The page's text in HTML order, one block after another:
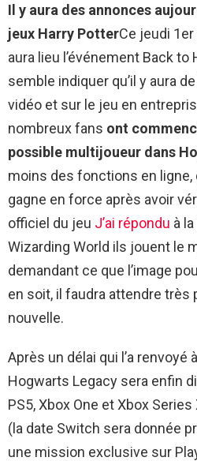
Il y aura des annonces
jeux Harry PotterCe jeudi
aura lieu l’événement Back
semble indiquer qu’il y aura
vidéo et sur le jeu en
nombreux fans ont
possible multijoueur dans
moins des fonctions en ligne,
gagne en force après avoir
officiel du jeu J’ai répondu à
Wizarding World ils jouent le
demandant ce que l’image
en soit, il faudra attendre très
nouvelle.
Après un délai qui l’a renvoyé
Hogwarts Legacy sera enfin
PS5, Xbox One et Xbox Series
(la date Switch sera donnée
une mission exclusive sur